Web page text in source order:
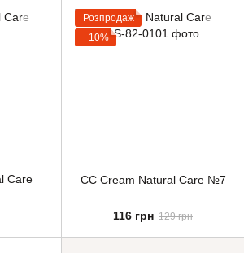
Care
Розпродаж
−10%
CC Cream Natural Care №7
116 грн 129 грн